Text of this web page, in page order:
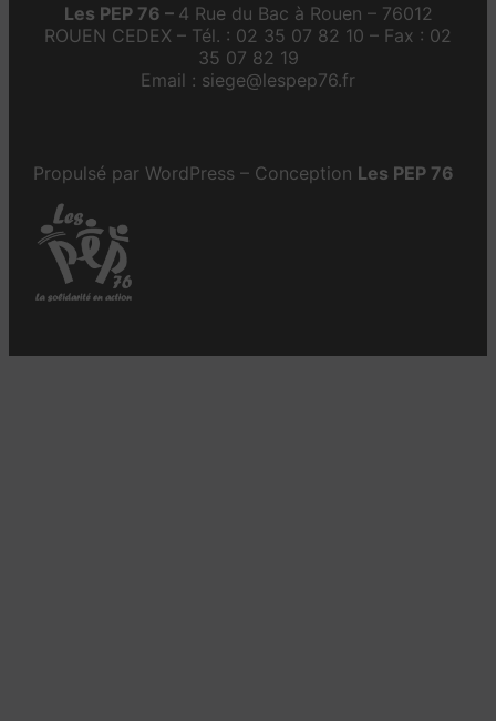
Les PEP 76 – 4 Rue du Bac à Rouen – 76012
ROUEN CEDEX – Tél. : 02 35 07 82 10 – Fax : 02
35 07 82 19
Email : siege@lespep76.fr
Propulsé par WordPress – Conception Les PEP 76